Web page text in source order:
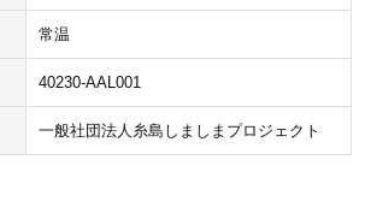
常温
40230-AAL001
一般社団法人糸島しましまプロジェクト